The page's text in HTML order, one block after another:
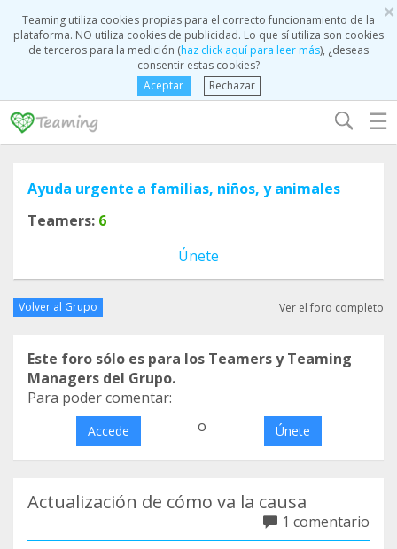
×
Teaming utiliza cookies propias para el correcto funcionamiento de la
plataforma. NO utiliza cookies de publicidad. Lo que sí utiliza son cookies
de terceros para la medición (haz click aquí para leer más), ¿deseas
consentir estas cookies?
Aceptar
Rechazar
☰
Ayuda urgente a familias, niños, y animales
Teamers: 6
Únete
Volver al Grupo Ver el foro completo
Este foro sólo es para los Teamers y Teaming
Managers del Grupo.
Para poder comentar:
Accede o Únete
Actualización de cómo va la causa
1 comentario